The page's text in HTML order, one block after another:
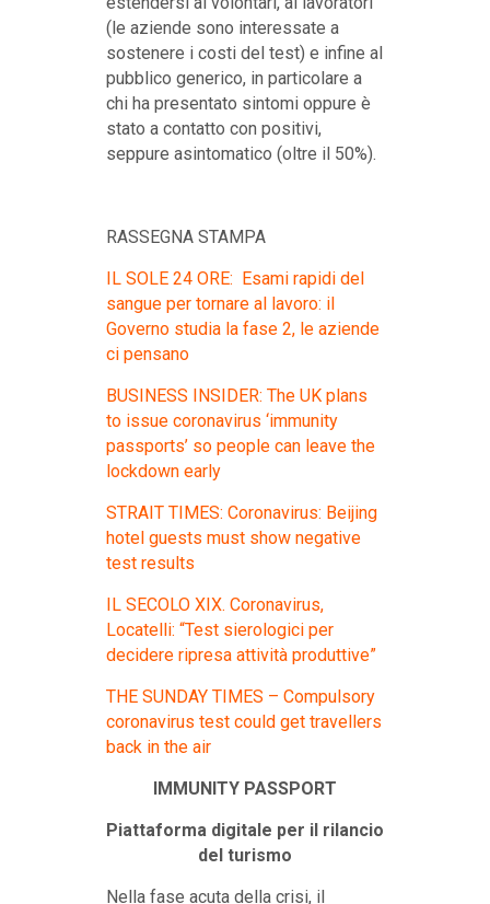
(le aziende sono interessate a
sostenere i costi del test) e infine al
pubblico generico, in particolare a
chi ha presentato sintomi oppure è
stato a contatto con positivi,
seppure asintomatico (oltre il 50%).
RASSEGNA STAMPA
IL SOLE 24 ORE: Esami rapidi del
sangue per tornare al lavoro: il
Governo studia la fase 2, le aziende
ci pensano
BUSINESS INSIDER: The UK plans
to issue coronavirus ‘immunity
passports’ so people can leave the
lockdown early
STRAIT TIMES: Coronavirus: Beijing
hotel guests must show negative
test results
IL SECOLO XIX. Coronavirus,
Locatelli: “Test sierologici per
decidere ripresa attività produttive”
THE SUNDAY TIMES – Compulsory
coronavirus test could get travellers
back in the air
IMMUNITY PASSPORT
Piattaforma digitale per il rilancio
del turismo
Nella fase acuta della crisi, il